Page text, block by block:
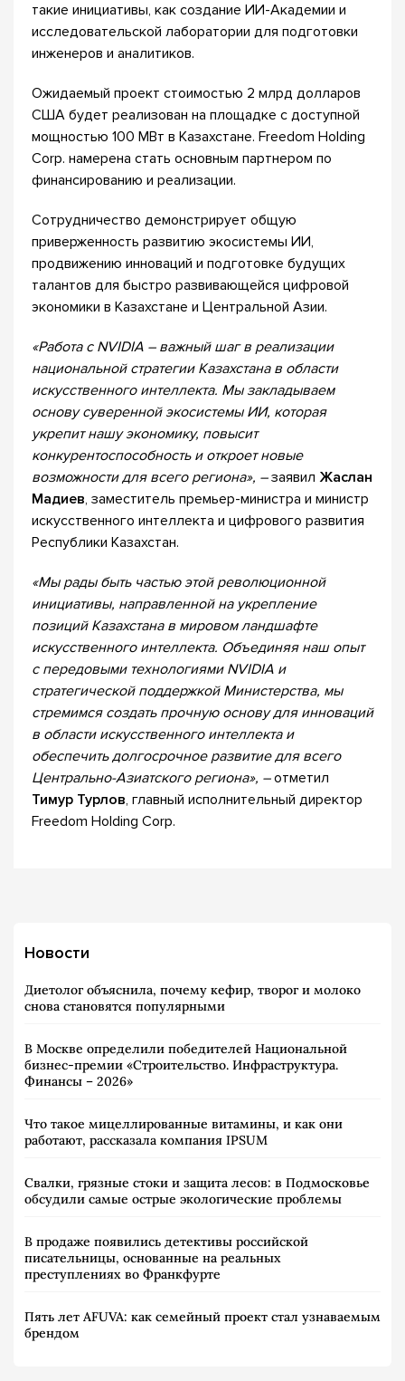
такие инициативы, как создание ИИ-Академии и
исследовательской лаборатории для подготовки
инженеров и аналитиков.
Ожидаемый проект стоимостью 2 млрд долларов
США будет реализован на площадке с доступной
мощностью 100 МВт в Казахстане. Freedom Holding
Corp. намерена стать основным партнером по
финансированию и реализации.
Сотрудничество демонстрирует общую
приверженность развитию экосистемы ИИ,
продвижению инноваций и подготовке будущих
талантов для быстро развивающейся цифровой
экономики в Казахстане и Центральной Азии.
«Работа с NVIDIA – важный шаг в реализации
национальной стратегии Казахстана в области
искусственного интеллекта. Мы закладываем
основу суверенной экосистемы ИИ, которая
укрепит нашу экономику, повысит
конкурентоспособность и откроет новые
возможности для всего региона», –заявил Жаслан
Мадиев, заместитель премьер-министра и министр
искусственного интеллекта и цифрового развития
Республики Казахстан.
«Мы рады быть частью этой революционной
инициативы, направленной на укрепление
позиций Казахстана в мировом ландшафте
искусственного интеллекта. Объединяя наш опыт
с передовыми технологиями NVIDIA и
стратегической поддержкой Министерства, мы
стремимся создать прочную основу для инноваций
в области искусственного интеллекта и
обеспечить долгосрочное развитие для всего
Центрально-Азиатского региона», –отметил
Тимур Турлов, главный исполнительный директор
Freedom Holding Corp.
Новости
Диетолог объяснила, почему кефир, творог и молоко
снова становятся популярными
В Москве определили победителей Национальной
бизнес-премии «Строительство. Инфраструктура.
Финансы – 2026»
Что такое мицеллированные витамины, и как они
работают, рассказала компания IPSUM
Свалки, грязные стоки и защита лесов: в Подмосковье
обсудили самые острые экологические проблемы
В продаже появились детективы российской
писательницы, основанные на реальных
преступлениях во Франкфурте
Пять лет AFUVA: как семейный проект стал узнаваемым
брендом